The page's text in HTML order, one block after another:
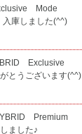
Mode
入庫しました(^^)
Exclusive
とうございます(^^)
Premium
ました♪